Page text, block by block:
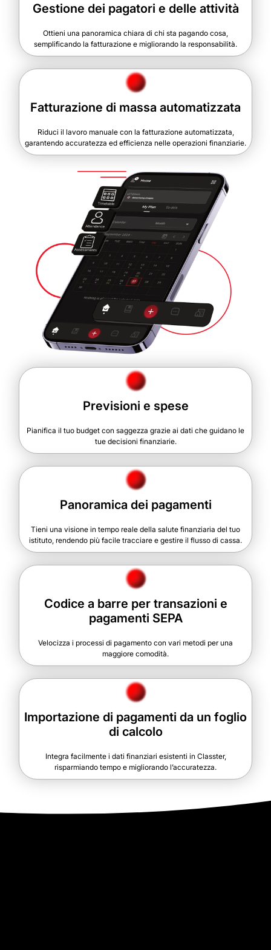
Gestione dei pagatori e delle attività
Ottieni una panoramica chiara di chi sta pagando cosa,
semplificando la fatturazione e migliorando la responsabilità.
Fatturazione di massa automatizzata
Riduci il lavoro manuale con la fatturazione automatizzata,
garantendo accuratezza ed efficienza nelle operazioni finanziarie.
Previsioni e spese
Pianifica il tuo budget con saggezza grazie ai dati che guidano le
tue decisioni finanziarie.
Panoramica dei pagamenti
Tieni una visione in tempo reale della salute finanziaria del tuo
istituto, rendendo più facile tracciare e gestire il flusso di cassa.
Codice a barre per transazioni e
pagamenti SEPA
Velocizza i processi di pagamento con vari metodi per una
maggiore comodità.
Importazione di pagamenti da un foglio
di calcolo
Integra facilmente i dati finanziari esistenti in Classter,
risparmiando tempo e migliorando l’accuratezza.